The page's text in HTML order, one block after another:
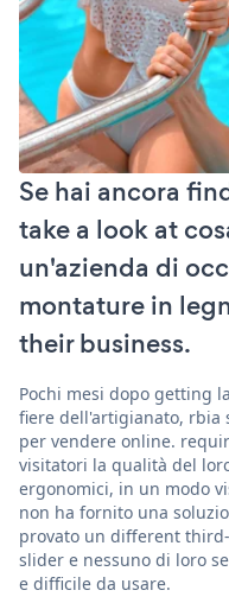
Se hai ancora
take a look at
un'azienda di
montature in
their business.
Pochi mesi dopo getting
fiere dell'artigianato, rbia
per vendere online.
visitatori la qualità del
ergonomici, in un modo
non ha fornito una
provato un different
slider e nessuno di loro
e difficile da usare.